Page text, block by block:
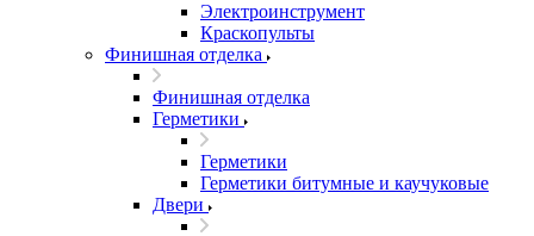
Электроинструмент
Краскопульты
Финишная отделка
Финишная отделка
Герметики
Герметики
Герметики битумные и каучуковые
Двери